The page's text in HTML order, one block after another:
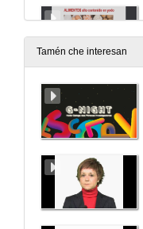
Tamén che interesan